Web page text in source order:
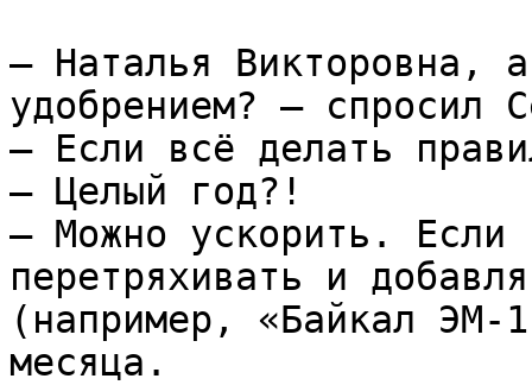
— Наталья Викторовна,
удобрением? —
— Если всё делать
— Целый год?!
— Можно ускорить. Если
перетряхивать и
(например, «Байкал
месяца.